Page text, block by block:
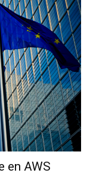
en AWS